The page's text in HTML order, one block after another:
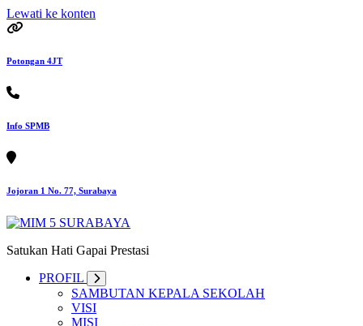
Lewati ke konten
Potongan 4JT
Info SPMB
Jojoran 1 No. 77, Surabaya
Satukan Hati Gapai Prestasi
PROFIL
SAMBUTAN KEPALA SEKOLAH
VISI
MISI